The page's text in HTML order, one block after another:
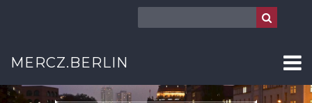
MERCZ.BERLINBERLIN